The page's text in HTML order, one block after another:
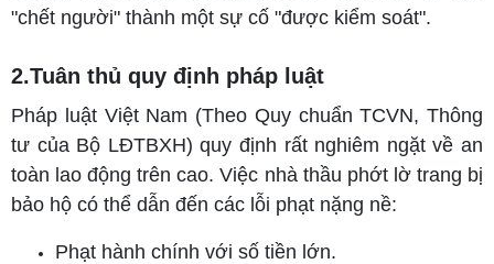
"chết người" thành một sự cố "được kiểm soát".
2.Tuân thủ quy định pháp luật
Pháp luật Việt Nam (Theo Quy chuẩn TCVN, Thông
tư của Bộ LĐTBXH) quy định rất nghiêm ngặt về an
toàn lao động trên cao. Việc nhà thầu phớt lờ trang bị
bảo hộ có thể dẫn đến các lỗi phạt nặng nề:
Phạt hành chính với số tiền lớn.